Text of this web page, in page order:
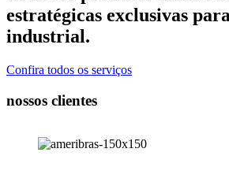
estratégicas exclusivas
industrial.
Confira todos os serviços
nossos clientes